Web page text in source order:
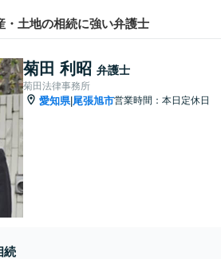
・土地の相続に強い弁護士
菊田 利昭 弁護士
菊田法律事務所
愛知県| 尾張旭市営業時間：本日定休日
続